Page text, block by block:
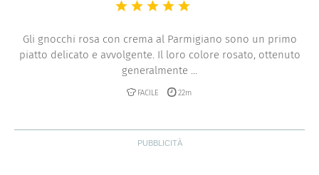
Gli gnocchi rosa con crema al Parmigiano sono un primo
piatto delicato e avvolgente. Il loro colore rosato, ottenuto
generalmente ...
FACILE 22m